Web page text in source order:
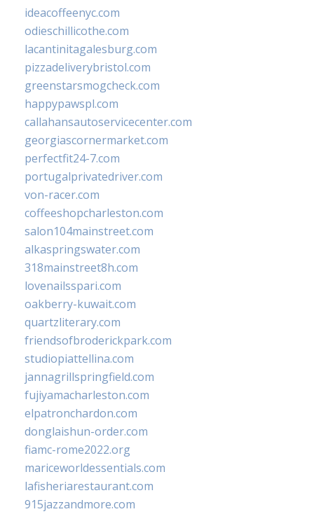
ideacoffeenyc.com
odieschillicothe.com
lacantinitagalesburg.com
pizzadeliverybristol.com
greenstarsmogcheck.com
happypawspl.com
callahansautoservicecenter.com
georgiascornermarket.com
perfectfit24-7.com
portugalprivatedriver.com
von-racer.com
coffeeshopcharleston.com
salon104mainstreet.com
alkaspringswater.com
318mainstreet8h.com
lovenailsspari.com
oakberry-kuwait.com
quartzliterary.com
friendsofbroderickpark.com
studiopiattellina.com
jannagrillspringfield.com
fujiyamacharleston.com
elpatronchardon.com
donglaishun-order.com
fiamc-rome2022.org
mariceworldessentials.com
lafisheriarestaurant.com
915jazzandmore.com